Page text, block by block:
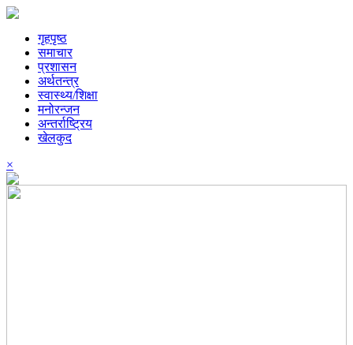
गृहपृष्ठ
समाचार
प्रशासन
अर्थतन्त्र
स्वास्थ्य/शिक्षा
मनोरन्जन
अन्तर्राष्ट्रिय
खेलकुद
×